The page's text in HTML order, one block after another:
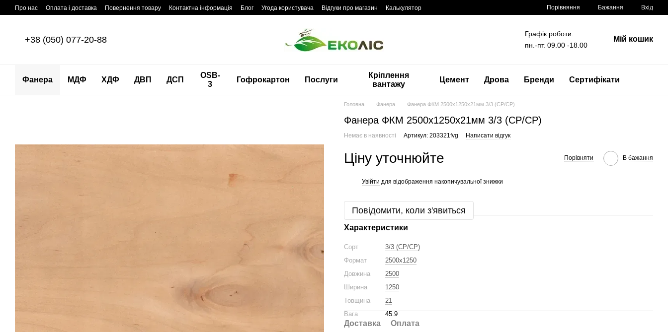
Перейти до основного контенту
Про нас Оплата і доставка Повернення товару Контактна інформація Блог Угода користувача Відгуки про магазин Калькулятор Порівняння Бажання Вхід
+38 (050) 077-20-88
Графік роботи:
пн.-пт. 09.00 -18.00
Мій кошик
Фанера МДФ ХДФ ДВП ДСП
OSB-
3
Гофрокартон Послуги
Кріплення
вантажу
Цемент Дрова Бренди Сертифікати
Головна Фанера Фанера ФКМ 2500x1250x21мм 3/3 (CP/CP)
Фанера ФКМ 2500x1250x21мм 3/3 (CP/CP)
Немає в наявності Артикул: 203321fvg Написати відгук
Ціну уточнюйте Порівняти В бажання
Увійти для відображення накопичувальної знижки
Повідомити, коли з'явиться
Характеристики
Сорт
3/3 (CP/CP)
Формат
2500x1250
Довжина
2500
Ширина
1250
Товщина
21
Вага
45.9
Доставка Оплата